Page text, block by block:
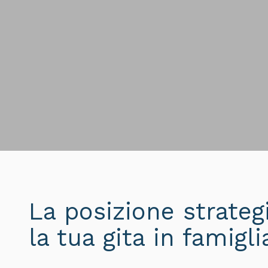
La posizione
la tua gita in